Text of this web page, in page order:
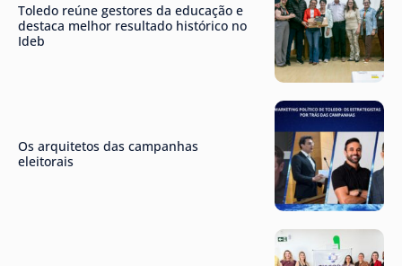
Toledo reúne gestores da educação e
destaca melhor resultado histórico no
Ideb
Os arquitetos das campanhas
eleitorais